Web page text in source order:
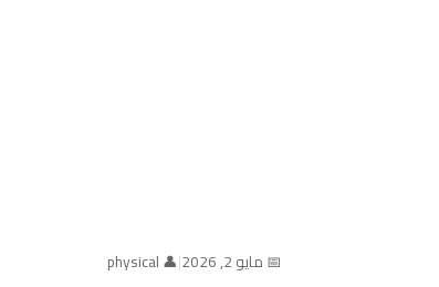
📅 مايو 2, 2026 |
👤 physical